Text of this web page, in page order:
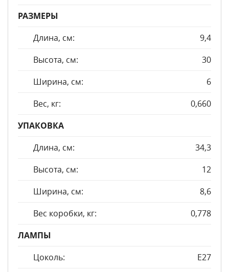
РАЗМЕРЫ
Длина, см:
9,4
Высота, см:
30
Ширина, см:
6
Вес, кг:
0,660
УПАКОВКА
Длина, см:
34,3
Высота, см:
12
Ширина, см:
8,6
Вес коробки, кг:
0,778
ЛАМПЫ
Цоколь:
E27